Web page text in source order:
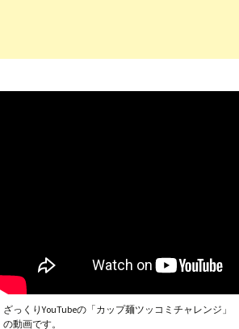
ざっくりYouTubeの「カップ麺ツッコミチャレンジ」
の動画です。